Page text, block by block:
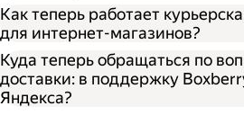
Как теперь работает
для интернет-магазинов?
Куда теперь обращаться по
доставки: в поддержку
Яндекса?